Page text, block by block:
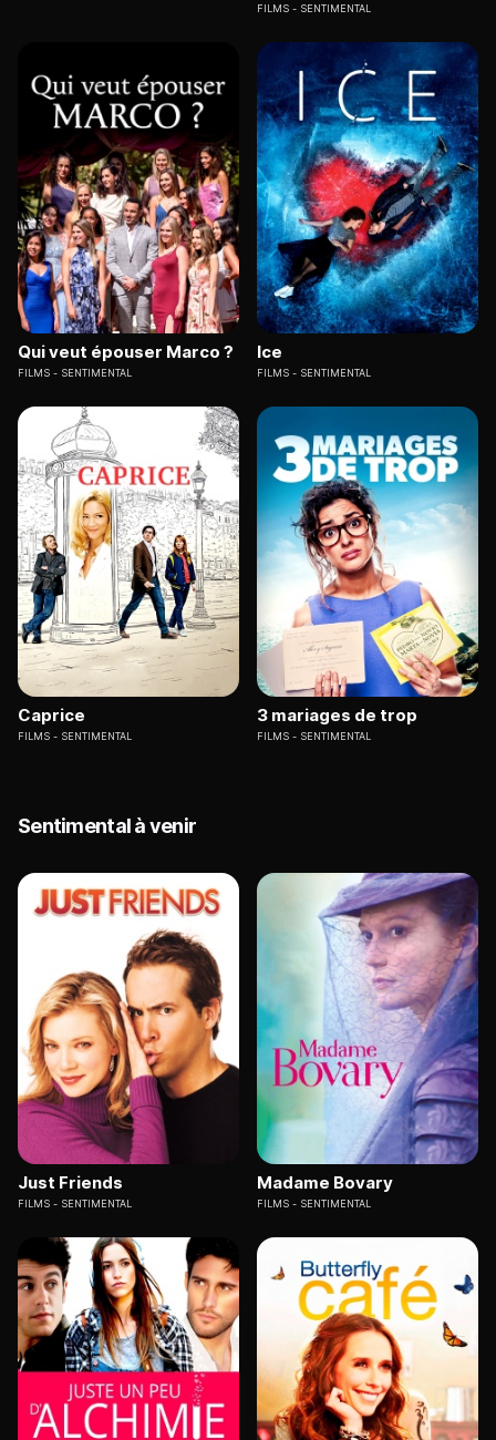
FILMS SENTIMENTAL
Qui veut épouser Marco ?
FILMS SENTIMENTAL
Ice
FILMS SENTIMENTAL
Caprice
FILMS SENTIMENTAL
3 mariages de trop
FILMS SENTIMENTAL
Sentimental à venir
Just Friends
FILMS SENTIMENTAL
Madame Bovary
FILMS SENTIMENTAL